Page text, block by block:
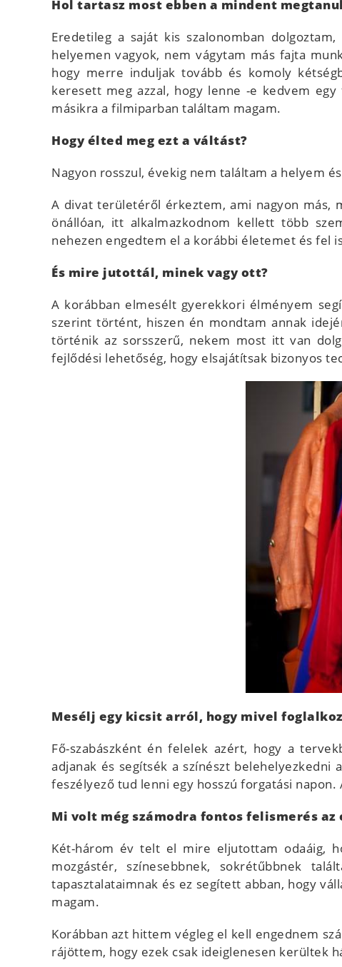
Hol tartasz most ebben a mindent
Eredetileg a saját kis szalonomban
helyemen vagyok, nem vágytam más fajta
hogy merre induljak tovább és komoly
keresett meg azzal, hogy lenne -e kedvem
másikra a filmiparban találtam magam.
Hogy élted meg ezt a váltást?
Nagyon rosszul, évekig nem találtam a helyem
A divat területéről érkeztem, ami nagyon más,
önállóan, itt alkalmazkodnom kellett több
nehezen engedtem el a korábbi életemet és fel
És mire jutottál, minek vagy ott?
A korábban elmesélt gyerekkori élményem
szerint történt, hiszen én mondtam annak
történik az sorsszerű, nekem most itt van
fejlődési lehetőség, hogy elsajátítsak bizonyos
Mesélj egy kicsit arról, hogy mivel
Fő-szabászként én felelek azért, hogy a
adjanak és segítsék a színészt
feszélyező tud lenni egy hosszú forgatási
Mi volt még számodra fontos felismerés az
Két-három év telt el mire eljutottam odaáig,
mozgástér, színesebbnek, sokrétűbbnek
tapasztalataimnak és ez segített abban, hogy
magam.
Korábban azt hittem végleg el kell engednem
rájöttem, hogy ezek csak ideiglenesen kerültek